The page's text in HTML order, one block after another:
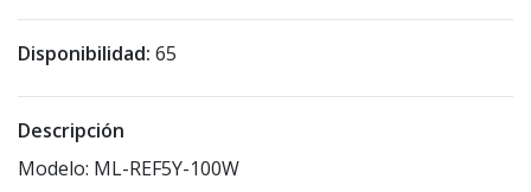
Disponibilidad: 65
Descripción
Modelo: ML-REF5Y-100W